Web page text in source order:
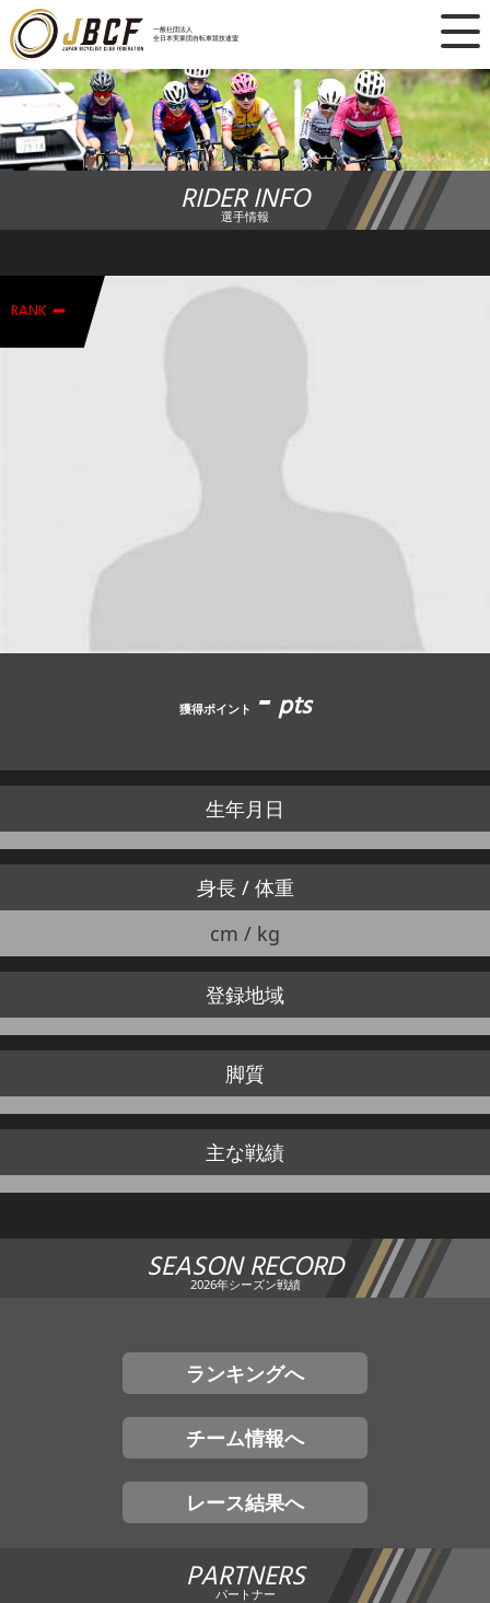
一般社団法人
全日本実業団自転車競技連盟
×
ニュース
レース日程
ランキング
チーム・選手
加盟・登録
エントリー
JBCF ROAD SERIESとは
RIDER INFO
選手情報
RANK -
獲得ポイント -pts
生年月日
身長 / 体重
cm / kg
登録地域
脚質
主な戦績
SEASON RECORD
2026年シーズン戦績
ランキングへ
チーム情報へ
レース結果へ
PARTNERS
パートナー